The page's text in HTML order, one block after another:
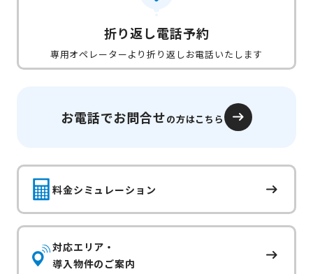
折り返し電話予約
専用オペレーターより折り返しお電話いたします
お電話でお問合せの方はこちら
料金シミュレーション
対応エリア・
導入物件のご案内